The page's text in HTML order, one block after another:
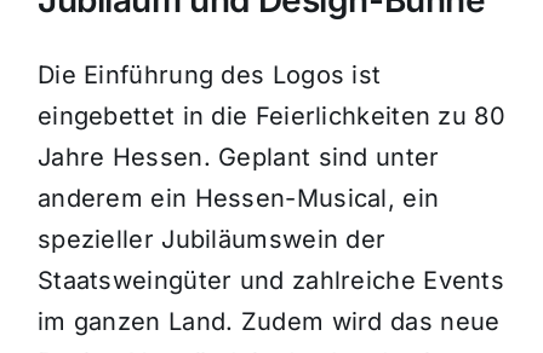
Die Einführung des Logos ist
eingebettet in die Feierlichkeiten zu 80
Jahre Hessen. Geplant sind unter
anderem ein Hessen-Musical, ein
spezieller Jubiläumswein der
Staatsweingüter und zahlreiche Events
im ganzen Land. Zudem wird das neue